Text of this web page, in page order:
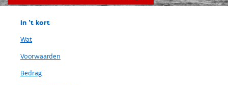
In 't kort
Wat
Voorwaarden
Bedrag